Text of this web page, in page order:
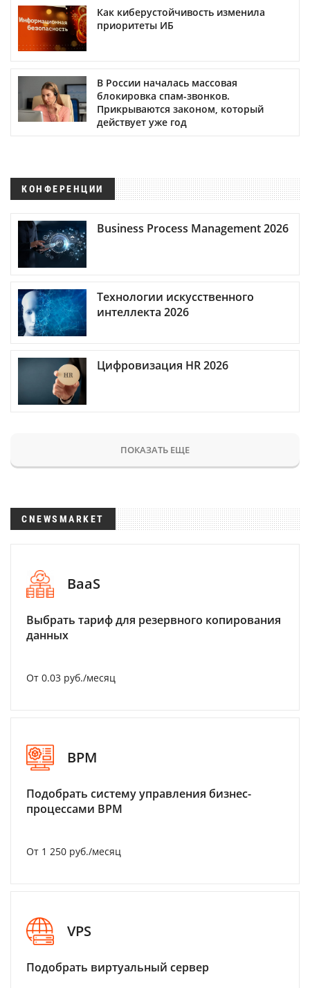
Как киберустойчивость изменила
приоритеты ИБ
В России началась массовая
блокировка спам-звонков.
Прикрываются законом, который
действует уже год
КОНФЕРЕНЦИИ
Business Process Management 2026
Технологии искусственного
интеллекта 2026
Цифровизация HR 2026
ПОКАЗАТЬ ЕЩЕ
CNEWSMARKET
BaaS
Выбрать тариф для резервного копирования
данных
От 0.03 руб./месяц
BPM
Подобрать систему управления бизнес-
процессами BPM
От 1 250 руб./месяц
VPS
Подобрать виртуальный сервер